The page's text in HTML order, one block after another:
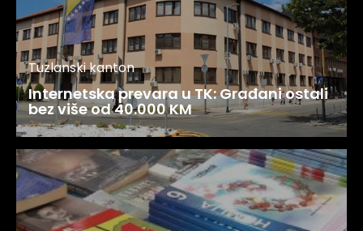
Tuzlanski kanton
Internetska prevara u TK: Građani ostali
bez više od 40.000 KM